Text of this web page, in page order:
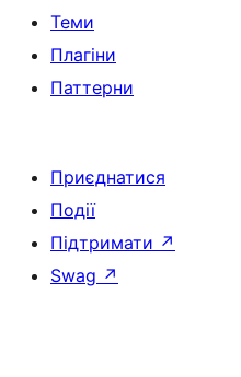
Теми
Плагіни
Паттерни
Приєднатися
Події
Підтримати ↗
Swag ↗